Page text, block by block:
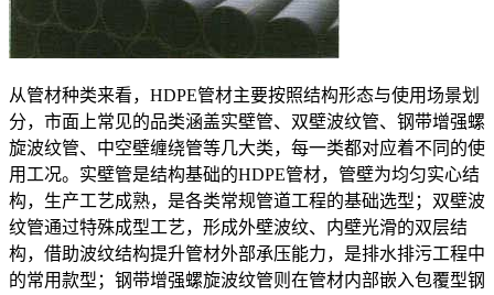
从管材种类来看，HDPE管材主要按照结构形态与使用场景划
分，市面上常见的品类涵盖实壁管、双壁波纹管、钢带增强螺
旋波纹管、中空壁缠绕管等几大类，每一类都对应着不同的使
用工况。实壁管是结构基础的HDPE管材，管壁为均匀实心结
构，生产工艺成熟，是各类常规管道工程的基础选型；双壁波
纹管通过特殊成型工艺，形成外壁波纹、内壁光滑的双层结
构，借助波纹结构提升管材外部承压能力，是排水排污工程中
的常用款型；钢带增强螺旋波纹管则在管材内部嵌入包覆型钢